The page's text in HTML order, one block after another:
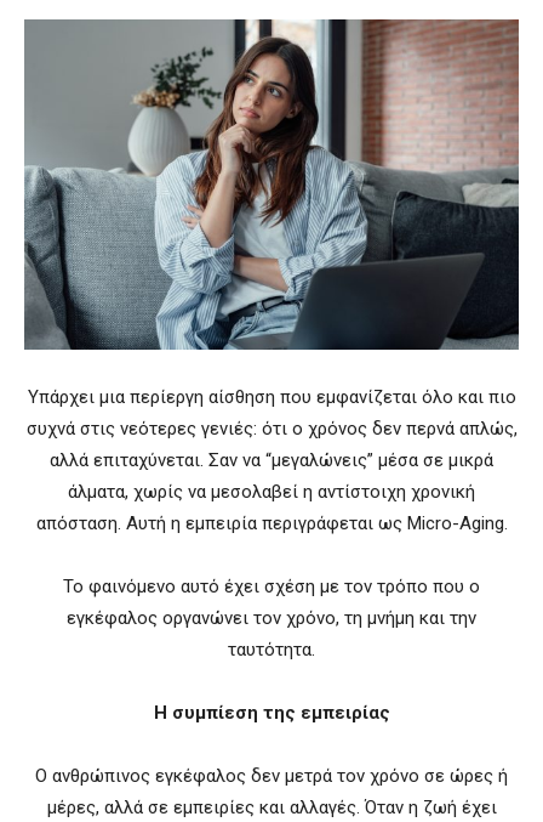
Υπάρχει μια περίεργη αίσθηση που εμφανίζεται όλο και πιο
συχνά στις νεότερες γενιές: ότι ο χρόνος δεν περνά απλώς,
αλλά επιταχύνεται. Σαν να “μεγαλώνεις” μέσα σε μικρά
άλματα, χωρίς να μεσολαβεί η αντίστοιχη χρονική
απόσταση. Αυτή η εμπειρία περιγράφεται ως Micro-Aging.
Το φαινόμενο αυτό έχει σχέση με τον τρόπο που ο
εγκέφαλος οργανώνει τον χρόνο, τη μνήμη και την
ταυτότητα.
Η συμπίεση της εμπειρίας
Ο ανθρώπινος εγκέφαλος δεν μετρά τον χρόνο σε ώρες ή
μέρες, αλλά σε εμπειρίες και αλλαγές. Όταν η ζωή έχει